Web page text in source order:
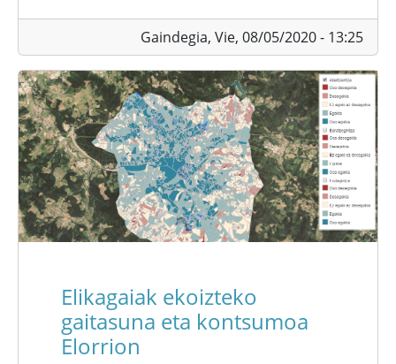
Gaindegia, Vie, 08/05/2020 - 13:25
Elikagaiak ekoizteko
gaitasuna eta kontsumoa
Elorrion